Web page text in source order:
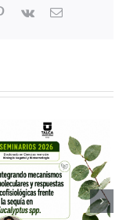
pinterest
vk Email
DBVB
02.07.26 –